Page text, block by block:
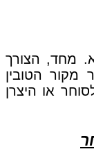
מחד, הצורך
מקור הטובין
או היצרן